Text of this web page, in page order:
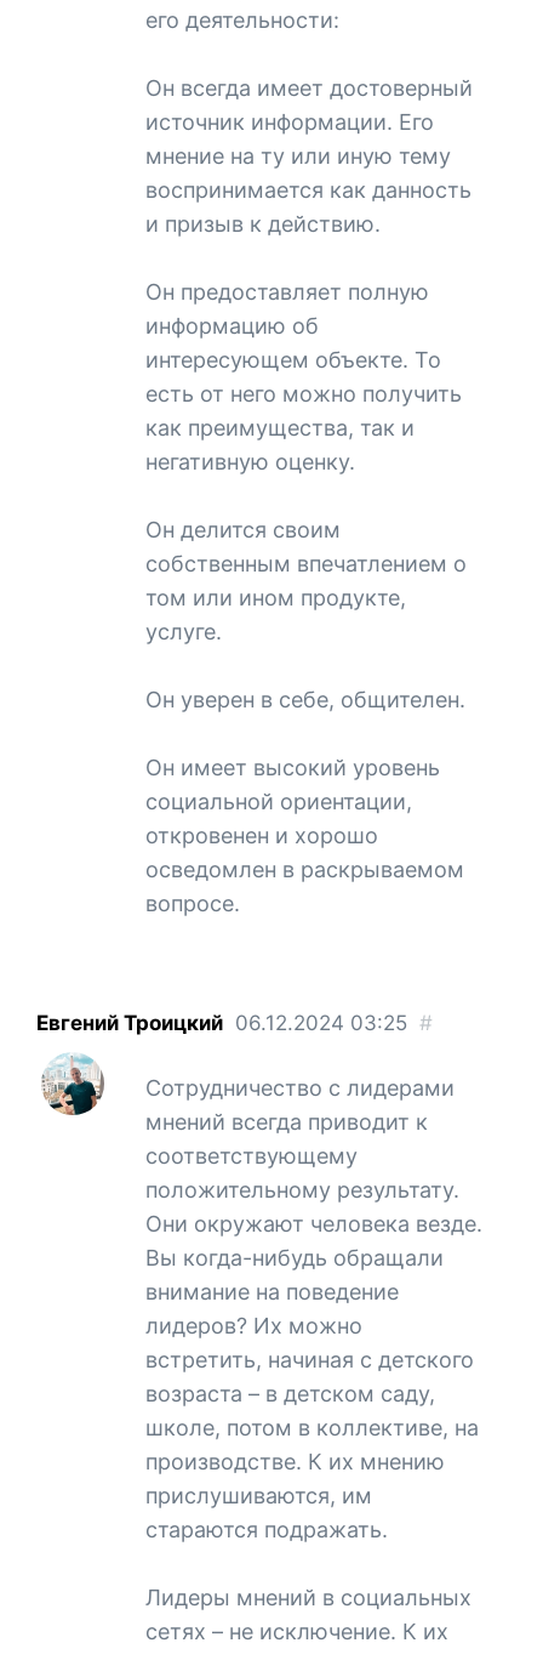
его деятельности:
Он всегда имеет достоверный
источник информации. Его
мнение на ту или иную тему
воспринимается как данность
и призыв к действию.
Он предоставляет полную
информацию об
интересующем объекте. То
есть от него можно получить
как преимущества, так и
негативную оценку.
Он делится своим
собственным впечатлением о
том или ином продукте,
услуге.
Он уверен в себе, общителен.
Он имеет высокий уровень
социальной ориентации,
откровенен и хорошо
осведомлен в раскрываемом
вопросе.
Евгений Троицкий 06.12.2024 03:25 #
Сотрудничество с лидерами
мнений всегда приводит к
соответствующему
положительному результату.
Они окружают человека везде.
Вы когда-нибудь обращали
внимание на поведение
лидеров? Их можно
встретить, начиная с детского
возраста – в детском саду,
школе, потом в коллективе, на
производстве. К их мнению
прислушиваются, им
стараются подражать.
Лидеры мнений в социальных
сетях – не исключение. К их